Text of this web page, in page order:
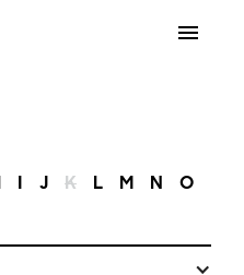
I J K L M N O